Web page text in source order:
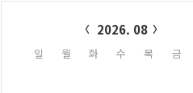
2026. 08
일 월 화 수 목 금